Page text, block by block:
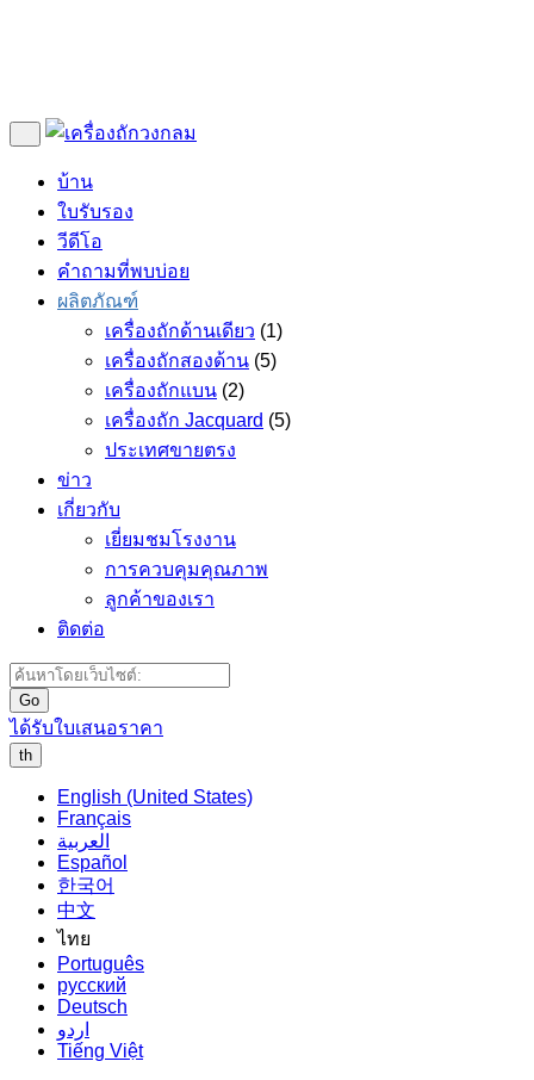
บ้าน
ใบรับรอง
วีดีโอ
คำถามที่พบบ่อย
ผลิตภัณฑ์
เครื่องถักด้านเดียว (1)
เครื่องถักสองด้าน (5)
เครื่องถักแบน (2)
เครื่องถัก Jacquard (5)
ประเทศขายตรง
ข่าว
เกี่ยวกับ
เยี่ยมชมโรงงาน
การควบคุมคุณภาพ
ลูกค้าของเรา
ติดต่อ
Go
ได้รับใบเสนอราคา
th
English (United States)
Français
العربية
Español
한국어
中文
ไทย
Português
русский
Deutsch
اردو
Tiếng Việt